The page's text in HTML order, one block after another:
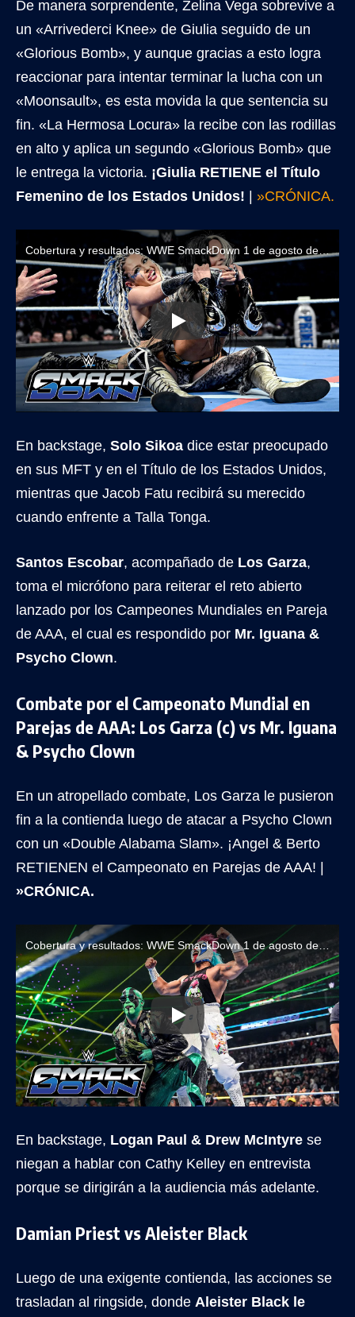
De manera sorprendente, Zelina Vega sobrevive a
un «Arrivederci Knee» de Giulia seguido de un
«Glorious Bomb», y aunque gracias a esto logra
reaccionar para intentar terminar la lucha con un
«Moonsault», es esta movida la que sentencia su
fin. «La Hermosa Locura» la recibe con las rodillas
en alto y aplica un segundo «Glorious Bomb» que
le entrega la victoria. ¡Giulia RETIENE el Título
Femenino de los Estados Unidos!
»CRÓNICA.
Cobertura y resultados: WWE SmackDown 1 de agosto de 2025
En backstage, Solo Sikoa dice estar preocupado
en sus MFT y en el Título de los Estados Unidos,
mientras que Jacob Fatu recibirá su merecido
cuando enfrente a Talla Tonga.
Santos Escobar, acompañado de Los Garza,
toma el micrófono para reiterar el reto abierto
lanzado por los Campeones Mundiales en Pareja
de AAA, el cual es respondido por Mr. Iguana &
Psycho Clown.
Combate por el Campeonato Mundial en
Parejas de AAA: Los Garza (c) vs Mr. Iguana
& Psycho Clown
En un atropellado combate, Los Garza le pusieron
fin a la contienda luego de atacar a Psycho Clown
con un «Double Alabama Slam». ¡Angel & Berto
RETIENEN el Campeonato en Parejas de AAA! |
»CRÓNICA.
Cobertura y resultados: WWE SmackDown 1 de agosto de 2025
En backstage, Logan Paul & Drew McIntyre se
niegan a hablar con Cathy Kelley en entrevista
porque se dirigirán a la audiencia más adelante.
Damian Priest vs Aleister Black
Luego de una exigente contienda, las acciones se
trasladan al ringside, donde Aleister Black le